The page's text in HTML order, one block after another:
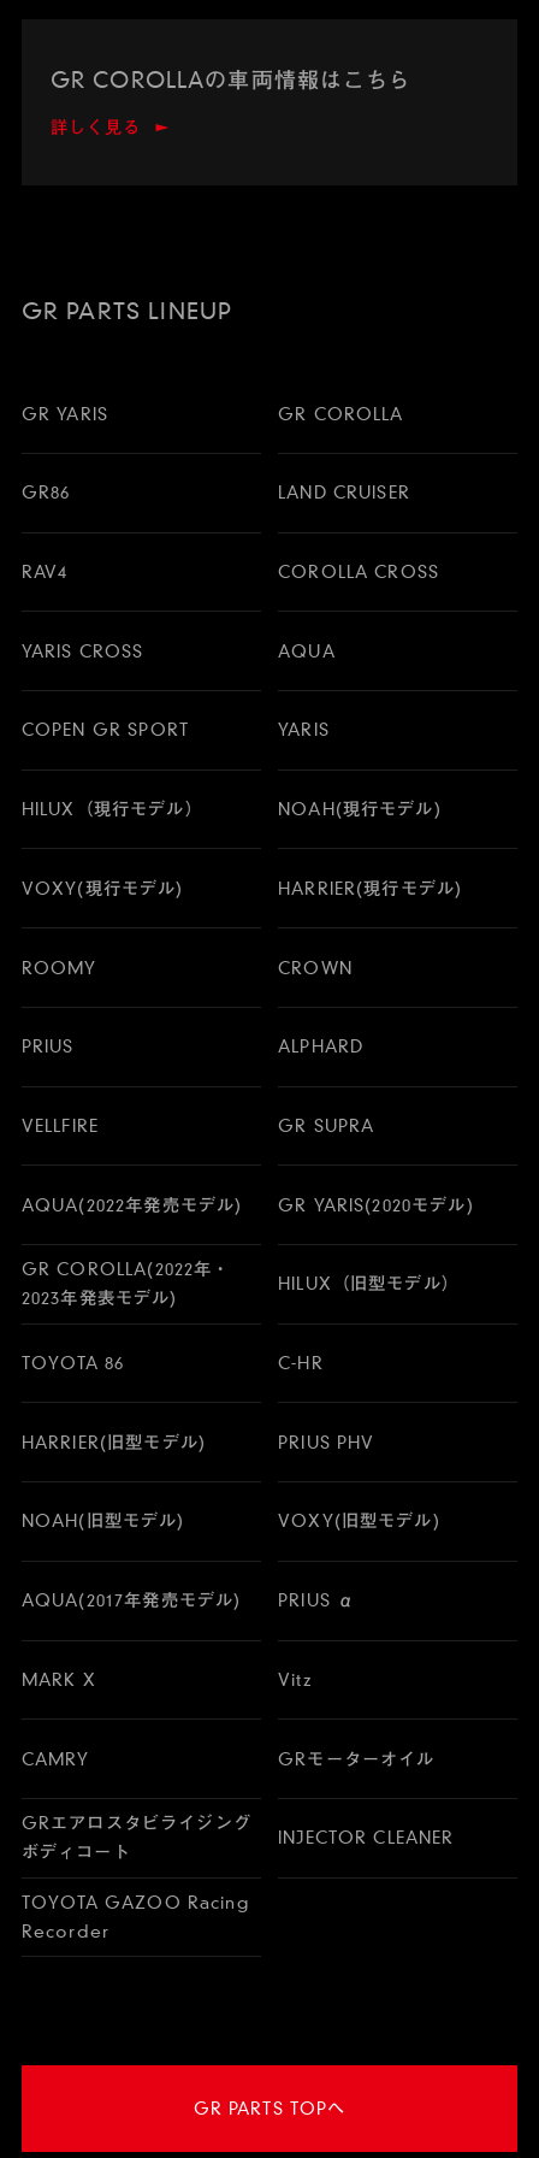
GR COROLLAの車両情報はこちら
詳しく見る
GR PARTS LINEUP
GR YARIS GR COROLLA
GR86 LAND CRUISER
RAV4 COROLLA CROSS
YARIS CROSS AQUA
COPEN GR SPORT YARIS
HILUX（現行モデル） NOAH(現行モデル)
VOXY(現行モデル) HARRIER(現行モデル)
ROOMY CROWN
PRIUS ALPHARD
VELLFIRE GR SUPRA
AQUA(2022年発売モデル) GR YARIS(2020モデル)
GR COROLLA(2022年・
2023年発表モデル)
HILUX（旧型モデル）
TOYOTA 86 C-HR
HARRIER(旧型モデル) PRIUS PHV
NOAH(旧型モデル) VOXY(旧型モデル)
AQUA(2017年発売モデル) PRIUS α
MARK X Vitz
CAMRY GRモーターオイル
GRエアロスタビライジング
ボディコート
INJECTOR CLEANER
TOYOTA GAZOO Racing
Recorder
GR PARTS TOPへ